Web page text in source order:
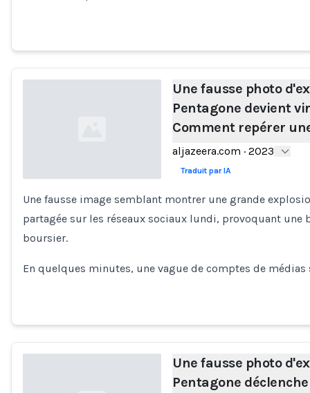
Une fausse photo
Pentagone devient
Comment repérer
aljazeera.com · 2023
Traduit par IA
Une fausse image semblant montrer une grande
partagée sur les réseaux sociaux lundi, provoquant une
boursier.
En quelques minutes, une vague de comptes de
Une fausse photo
Pentagone